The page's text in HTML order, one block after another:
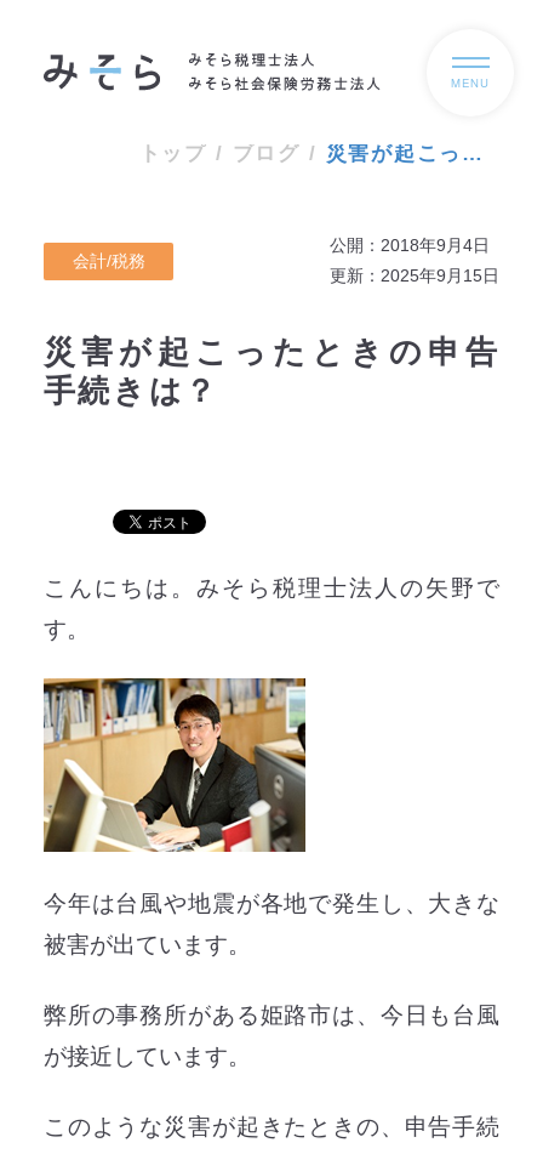
MENU
トップ / ブログ / 災害が起こったときの申告手続きは？
会計/税務
公開：2018年9月4日
更新：2025年9月15日
災害が起こったときの申告
手続きは？
こんにちは。みそら税理士法人の矢野で
す。
今年は台風や地震が各地で発生し、大きな
被害が出ています。
弊所の事務所がある姫路市は、今日も台風
が接近しています。
このような災害が起きたときの、申告手続